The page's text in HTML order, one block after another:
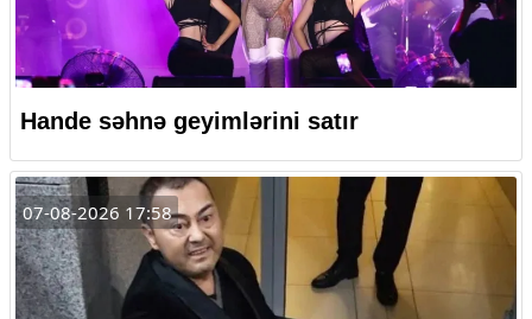
Hande səhnə geyimlərini satır
07-08-2026 17:58